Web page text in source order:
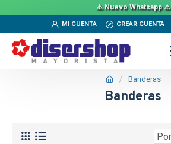
⚠️ Nuevo Whatsapp ⚠️
MI CUENTA CREAR CUENTA
Banderas
Banderas